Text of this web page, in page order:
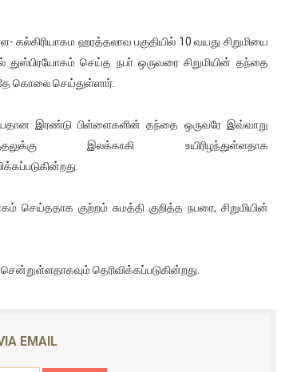
போராட்டத்திற்கு கலந்துகொள்ளுமாறு
தொடர்பில் நாடாளுமன்றத்தில் பகிரங்க கேள்வி
தமிழ் குடும்பம்!! நடந்தது என்ன
இலங்கை பாடலாசிரியர் வெளியிட்ட...
பிரதேசவாசிகள்!
வழங்கப்பட்ட தண்டனை
ஆகியோரின் நினைவெழுச்சி நாள் - 26.09.2021
கல்கிரியாகம ஹரத்தலாவ பகுதியில் 10 வயது சிறுமியை
துஸ்பிரயோகம் செய்த நபா் ஒருவரை சிறுமியின் தந்தை
கொலை செய்துள்ளார்.
இரண்டு பிள்ளைகளின் தந்தை ஒருவரே இவ்வாறு
இலக்காகி உயிரிழந்துள்ளதாக
செய்ததாக குற்றம் சுமத்தி குறித்த நபரை, சிறுமியின்
தெரிவிக்கப்படுகின்றது.
EMAIL